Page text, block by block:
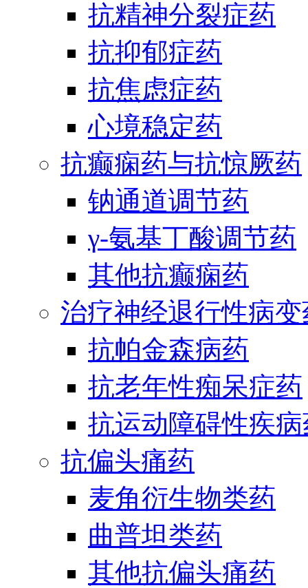
抗精神分裂症药
抗抑郁症药
抗焦虑症药
心境稳定药
抗癫痫药与抗惊厥药
钠通道调节药
γ-氨基丁酸调节药
其他抗癫痫药
治疗神经退行性病
抗帕金森病药
抗老年性痴呆症药
抗运动障碍性疾
抗偏头痛药
麦角衍生物类药
曲普坦类药
其他抗偏头痛药